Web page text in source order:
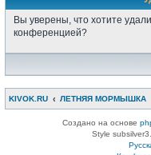
Вы уверены, что хотите
конференцией?
KIVOK.RU ЛЕТНЯЯ МОРМЫШКА
Создано на основе
Style